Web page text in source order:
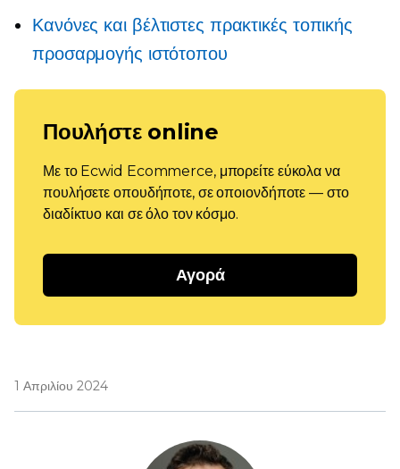
Κανόνες και βέλτιστες πρακτικές τοπικής
προσαρμογής ιστότοπου
Πουλήστε online
Με το Ecwid Ecommerce, μπορείτε εύκολα να
πουλήσετε οπουδήποτε, σε οποιονδήποτε — στο
διαδίκτυο και σε όλο τον κόσμο.
Αγορά
1 Απριλίου 2024